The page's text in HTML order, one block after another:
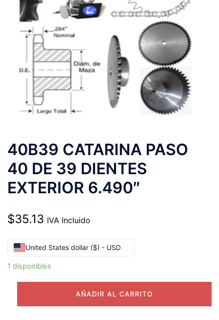
40B39 CATARINA PASO
40 DE 39 DIENTES
EXTERIOR 6.490″
$35.13 IVA Incluido
United States dollar ($) - USD
1 disponibles
AÑADIR AL CARRITO